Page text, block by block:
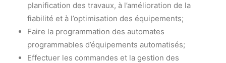
planification des travaux, à l’amélioration de la
fiabilité et à l’optimisation des équipements;
Faire la programmation des automates
programmables d’équipements automatisés;
Effectuer les commandes et la gestion des